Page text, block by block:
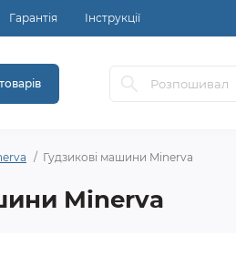
Гарантія Інструкції
Гудзикові машини Minerva
Minerva